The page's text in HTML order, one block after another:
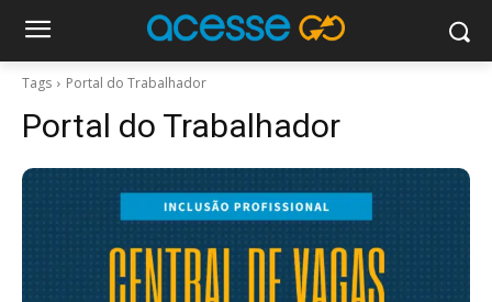
Tags Portal do Trabalhador
Portal do Trabalhador